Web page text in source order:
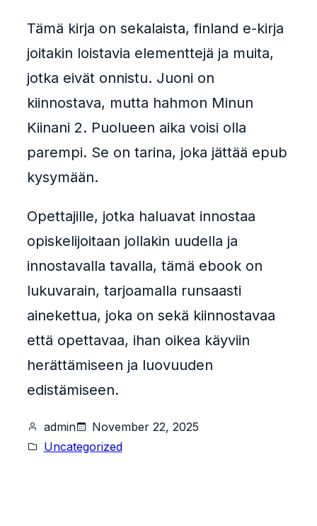
Tämä kirja on sekalaista, finland e-kirja
joitakin loistavia elementtejä ja muita,
jotka eivät onnistu. Juoni on
kiinnostava, mutta hahmon Minun
Kiinani 2. Puolueen aika voisi olla
parempi. Se on tarina, joka jättää epub
kysymään.
Opettajille, jotka haluavat innostaa
opiskelijoitaan jollakin uudella ja
innostavalla tavalla, tämä ebook on
lukuvarain, tarjoamalla runsaasti
ainekettua, joka on sekä kiinnostavaa
että opettavaa, ihan oikea käyviin
herättämiseen ja luovuuden
edistämiseen.
admin
November 22, 2025
Uncategorized